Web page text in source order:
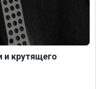
и крутящего